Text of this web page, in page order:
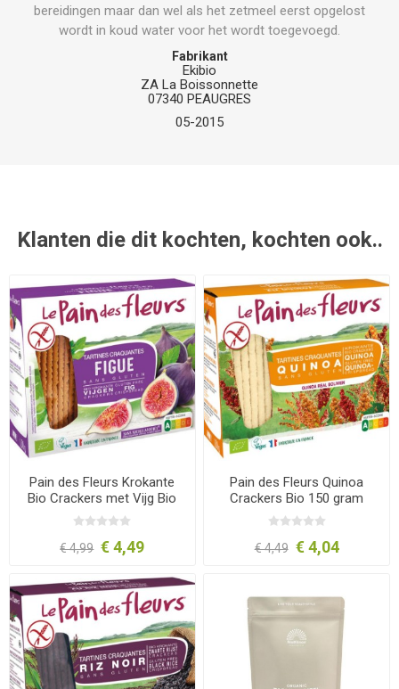
bereidingen maar dan wel als het zetmeel eerst opgelost
wordt in koud water voor het wordt toegevoegd.
Fabrikant
Ekibio
ZA La Boissonnette
07340 PEAUGRES
05-2015
Klanten die dit kochten, kochten ook..
Pain des Fleurs Krokante
Bio Crackers met Vijg Bio
150 gram
€ 4,99 € 4,49
Pain des Fleurs Quinoa
Crackers Bio 150 gram
€ 4,49 € 4,04